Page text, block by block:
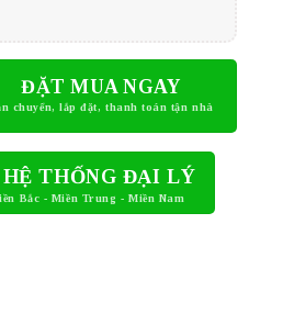
ĐẶT MUA NGAY
HỆ THỐNG ĐẠI LÝ